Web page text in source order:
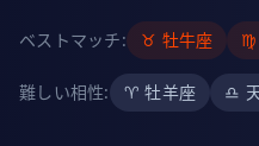
ベストマッチ: ♉ 牡牛座 ♍
難しい相性: ♈ 牡羊座 ♎